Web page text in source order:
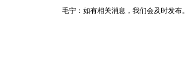
毛宁：如有相关消息，我们会及时发布。